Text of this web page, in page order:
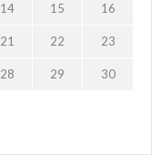
14 15 16
21 22 23
28 29 30